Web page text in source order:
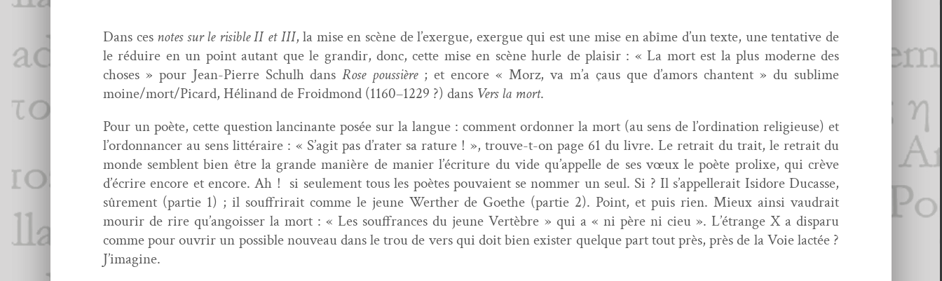
Dans ces notes sur le ris­i­ble II et III, la mise en scène de l’exergue, exer­gue qui est une mise en abîme d’un texte, une ten­ta­tive de
le réduire en un point autant que le grandir, donc, cette mise en scène hurle de plaisir : « La mort est la plus mod­erne des
choses » pour Jean-Pierre Schulh dansRose pous­sière; et encore « Morz, va m’a çaus que d’amors chantent » du sub­lime
moine/mort/Picard, Héli­nand de Froid­mond (1160–1229 ?) dans Vers la mort.
Pour un poète, cette ques­tion lanci­nante posée sur la langue : com­ment ordon­ner la mort (au sens de l’ordination religieuse) et
l’ordonnancer au sens lit­téraire : « S’agit pas d’rater sa rature ! », trou­ve-t-on page 61 du livre. Le retrait du trait, le retrait du
monde sem­blent bien être la grande manière de manier l’écriture du vide qu’appelle de ses vœux le poète pro­lixe, qui crève
d’écrire encore et encore. Ah ! si seule­ment tous les poètes pou­vaient se nom­mer un seul. Si ? Il s’appellerait Isidore Ducasse,
sûre­ment (par­tie 1) ; il souf­frirait comme le jeune Werther de Goethe (par­tie 2). Point, et puis rien. Mieux ain­si vaudrait
mourir de rire qu’angoisser la mort : « Les souf­frances du jeune Vertèbre » qui a « ni père ni cieu ». L’étrange X a dis­paru
comme pour ouvrir un pos­si­ble nou­veau dans le trou de vers qui doit bien exis­ter quelque part tout près, près de la Voie lac­tée ?
J’imagine.